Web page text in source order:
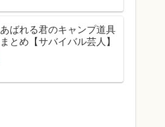
あばれる君のキャンプ道具
まとめ【サバイバル芸人】